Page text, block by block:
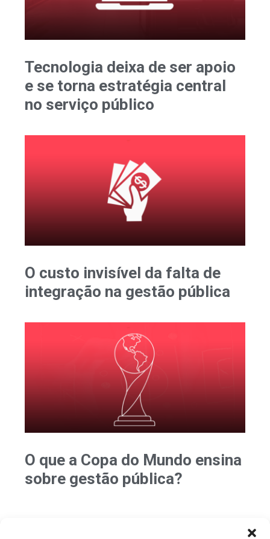
Tecnologia deixa de ser apoio
e se torna estratégia central
no serviço público
O custo invisível da falta de
integração na gestão pública
O que a Copa do Mundo ensina
sobre gestão pública?